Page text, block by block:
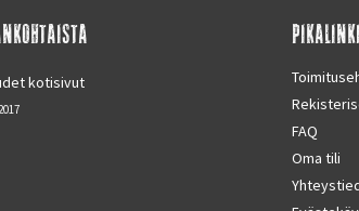
kotisivut
FAQ
Oma tili